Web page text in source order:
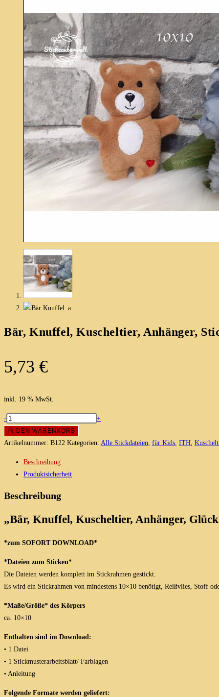
Bär, Knuffel, Kuscheltier, Anhänger,
5,73 €
inkl. 19 % MwSt.
Bär,
Knuffel,
Kuscheltier,
Stickmotiv
Menge
- +
IN DEN WARENKORB
Artikelnummer: B122 Kategorien: Alle Stickdateien für Kids ITH
Beschreibung
Produktsicherheit
Beschreibung
„Bär, Knuffel, Kuscheltier, Anhänger,
*zum SOFORT DOWNLOAD*
*Dateien zum Sticken*
Die Dateien werden komplett im Stickrahmen gestickt.
Es wird ein Stickrahmen von mindestens 10×10 benötigt, Reißvlies, Stoff
*Maße/Größe* des Körpers
ca. 10×10
Enthalten sind im Download:
• 1 Datei
• 1 Stickmusterarbeitsblatt/ Farblagen
• Anleitung
Folgende Formate werden geliefert: